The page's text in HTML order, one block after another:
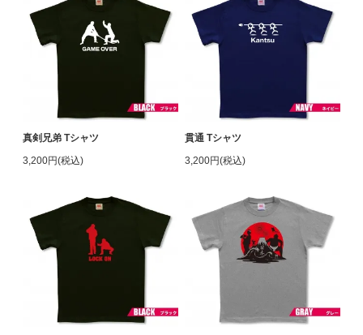
真剣兄弟 Tシャツ
3,200円(税込)
貫通 Tシャツ
3,200円(税込)